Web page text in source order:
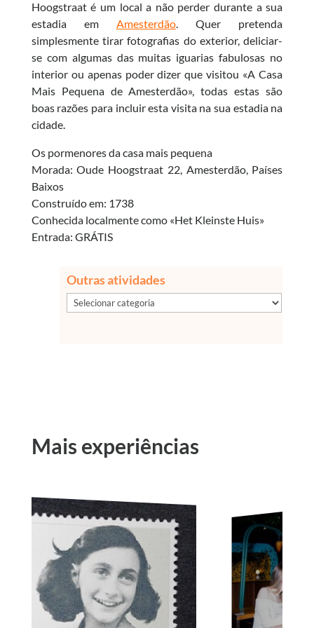
Hoogstraat é um local a não perder durante a sua
estadia em
Amesterdão. Quer pretenda
simplesmente tirar fotografias do exterior, deliciar-
se com algumas das muitas iguarias fabulosas no
interior ou apenas poder dizer que visitou «A Casa
Mais Pequena de Amesterdão», todas estas são
boas razões para incluir esta visita na sua estadia na
cidade.
Os pormenores da casa mais pequena
Morada: Oude Hoogstraat 22, Amesterdão, Países
Baixos
Construído em: 1738
Conhecida localmente como «Het Kleinste Huis»
Entrada: GRÁTIS
Outras atividades
Outras
atividades
Mais experiências